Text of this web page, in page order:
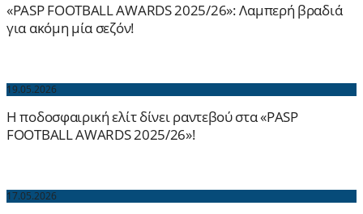
«PASP FOOTBALL AWARDS 2025/26»: Λαμπερή βραδιά
για ακόμη μία σεζόν!
19.05.2026
Η ποδοσφαιρική ελίτ δίνει ραντεβού στα «PASP
FOOTBALL AWARDS 2025/26»!
17.05.2026